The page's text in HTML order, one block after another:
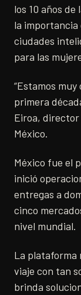
los 10 años
la importancia
ciudades
para las
“Estamos
primera
Eiroa, director
México.
México fue el
inició
entregas a
cinco
nivel mundial.
La plataforma
viaje con tan
brinda